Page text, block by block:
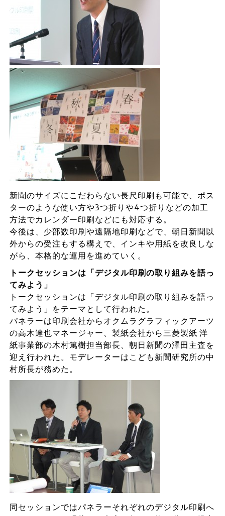
新聞のサイズにこだわらない長尺印刷も可能で、ポス
ターのような使い方や3つ折りや4つ折りなどの加工
方法でカレンダー印刷などにも対応する。
今後は、少部数印刷や遠隔地印刷などで、朝日新聞以
外からの受注もする構えで、インキや用紙を改良しな
がら、本格的な運用を進めていく。
トークセッションは「デジタル印刷の取り組みを語っ
てみよう」
トークセッションは「デジタル印刷の取り組みを語っ
てみよう」をテーマとして行われた。
パネラーは印刷会社からオクムラグラフィックアーツ
の高木達也マネージャー、製紙会社から三菱製紙 洋
紙事業部の木村篤樹担当部長、朝日新聞の澤田主査を
迎え行われた。モデレーターはこども新聞研究所の中
村所長が務めた。
同セッションではパネラーそれぞれのデジタル印刷へ